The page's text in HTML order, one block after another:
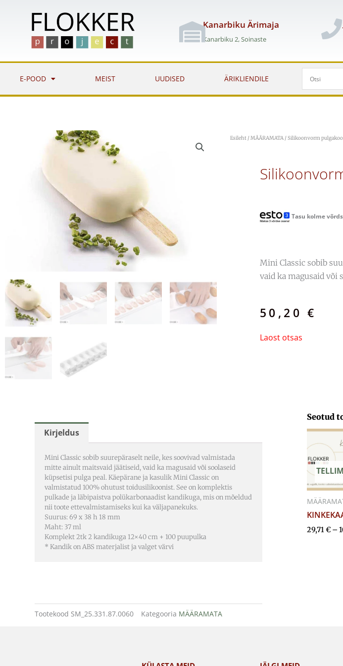
Kanarbiku Ärimaja
Kanarbiku 2, Soinaste
E-POOD MEIST UUDISED ÄRIKLIENDILE
Esileht/MÄÄRAMATA/ Silikoonvorm
Tasu kolme
Mini Classic sobib
vaid ka magusaid või
50,20€
Laost otsas
Kirjeldus
Mini Classic sobib suurepäraselt neile, kes soovivad valmistada
mitte ainult maitsvaid jäätiseid, vaid ka magusaid või soolaseid
küpsetisi pulga peal. Käepärane ja kasulik Mini Classic on
valmistatud 100% ohutust toidusilikoonist. See on komplektis
pulkade ja läbipaistva polükarbonaadist kandikuga, mis on mõeldud
nii toote ettevalmistamiseks kui ka väljapanekuks.
Suurus: 69 x 38 h 18 mm
Maht: 37 ml
Komplekt 2tk 2 kandikuga 12×40 cm + 100 puupulka
* Kandik on ABS materjalist ja valget värvi
Tootekood SM_25.331.87.0060 Kategooria MÄÄRAMATA
Seotud
29,71€ –